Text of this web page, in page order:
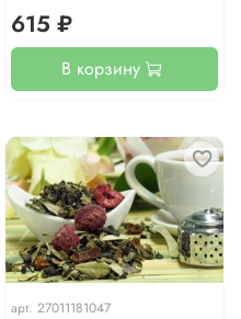
615 ₽
В корзину
арт. 27011181047